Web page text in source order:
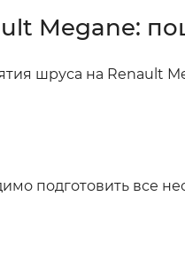
Megane:
шруса на Renault
подготовить все